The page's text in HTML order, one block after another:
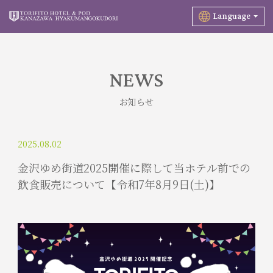
Language
NEWS
お知らせ
2025.08.02
金沢ゆめ街道2025開催に際して当ホテル前での
飲食販売について【令和7年8月9日(土)】